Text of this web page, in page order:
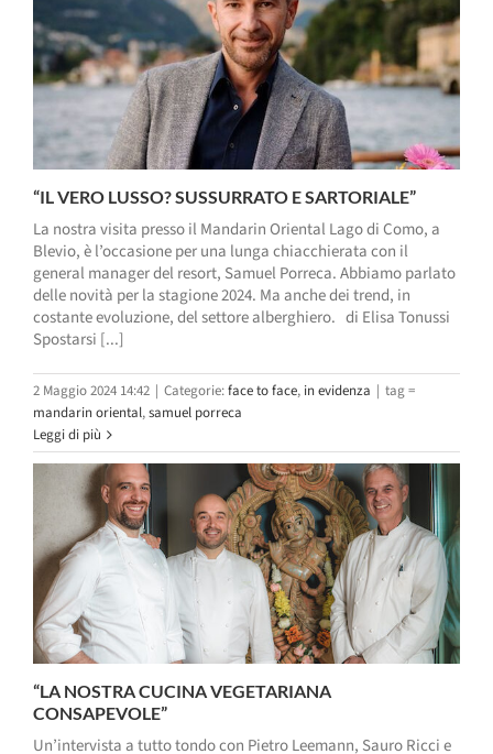
“IL VERO LUSSO? SUSSURRATO E SARTORIALE”
La nostra visita presso il Mandarin Oriental Lago di Como, a
Blevio, è l’occasione per una lunga chiacchierata con il
general manager del resort, Samuel Porreca. Abbiamo parlato
delle novità per la stagione 2024. Ma anche dei trend, in
costante evoluzione, del settore alberghiero. di Elisa Tonussi
Spostarsi [...]
2 Maggio 2024 14:42 | Categorie:face to face, in evidenza | tag =
mandarin oriental,samuel porreca
Leggi di più
“LA NOSTRA CUCINA VEGETARIANA
CONSAPEVOLE”
Un’intervista a tutto tondo con Pietro Leemann, Sauro Ricci e